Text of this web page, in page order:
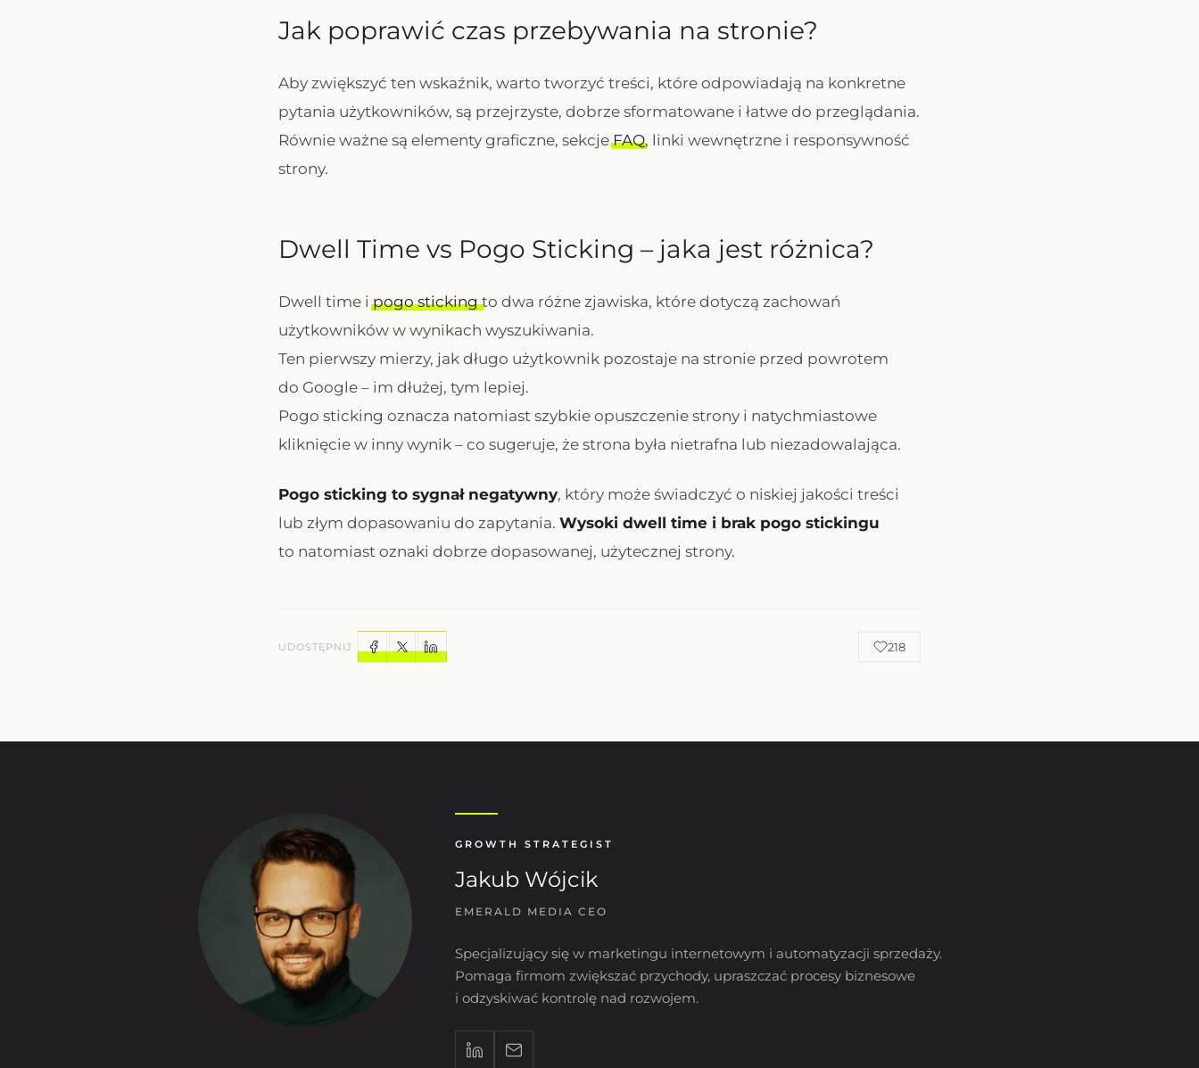
Jak poprawić czas przebywania na stronie?
Aby zwiększyć ten wskaźnik, warto tworzyć treści, które odpowiadają na konkretne
pytania użytkowników, są przejrzyste, dobrze sformatowane i łatwe do przeglądania.
Równie ważne są elementy graficzne, sekcjeFAQ, linki wewnętrzne i responsywność
strony.
Dwell Time vs Pogo Sticking – jaka jest różnica?
Dwell time ipogo stickingto dwa różne zjawiska, które dotyczą zachowań
użytkowników w wynikach wyszukiwania.
Ten pierwszy mierzy, jak długo użytkownik pozostaje na stronie przed powrotem
do Google – im dłużej, tym lepiej.
Pogo sticking oznacza natomiast szybkie opuszczenie strony i natychmiastowe
kliknięcie w inny wynik – co sugeruje, że strona była nietrafna lub niezadowalająca.
Pogo sticking to sygnał negatywny, który może świadczyć o niskiej jakości treści
lub złym dopasowaniu do zapytania. Wysoki dwell time i brak pogo stickingu
to natomiast oznaki dobrze dopasowanej, użytecznej strony.
UDOSTĘPNIJ 218
GROWTH STRATEGIST
Jakub Wójcik
EMERALD MEDIA CEO
Specjalizujący się w marketingu internetowym i automatyzacji sprzedaży.
Pomaga firmom zwiększać przychody, upraszczać procesy biznesowe
i odzyskiwać kontrolę nad rozwojem.